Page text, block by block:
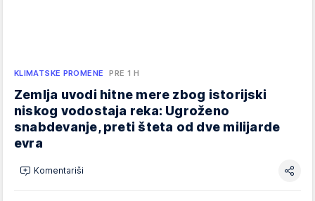
KLIMATSKE PROMENE PRE 1 H
Zemlja uvodi hitne mere zbog istorijski
niskog vodostaja reka: Ugroženo
snabdevanje, preti šteta od dve milijarde
evra
Komentariši